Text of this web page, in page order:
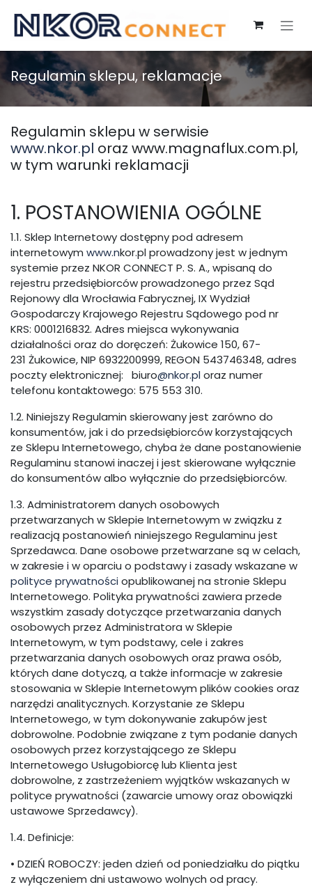
Regulamin sklepu, reklamacje
Regulamin sklepu w serwisie
www.nkor.pl oraz www.magnaflux.com.pl,
w tym warunki reklamacji
1. POSTANOWIENIA OGÓLNE
1.1. Sklep Internetowy dostępny pod adresem
internetowym www.nkor.pl prowadzony jest w jednym
systemie przez NKOR CONNECT P. S. A., wpisaną do
rejestru przedsiębiorców prowadzonego przez Sąd
Rejonowy dla Wrocławia Fabrycznej, IX Wydział
Gospodarczy Krajowego Rejestru Sądowego pod nr
KRS: 0001216832. Adres miejsca wykonywania
działalności oraz do doręczeń: Żukowice 150, 67-
231 Żukowice, NIP 6932200999, REGON 543746348, adres
poczty elektronicznej: biuro@nkor.ploraz numer
telefonu kontaktowego: 575 553 310.
1.2. Niniejszy Regulamin skierowany jest zarówno do
konsumentów, jak i do przedsiębiorców korzystających
ze Sklepu Internetowego, chyba że dane postanowienie
Regulaminu stanowi inaczej i jest skierowane wyłącznie
do konsumentów albo wyłącznie do przedsiębiorców.
1.3. Administratorem danych osobowych
przetwarzanych w Sklepie Internetowym w związku z
realizacją postanowień niniejszego Regulaminu jest
Sprzedawca. Dane osobowe przetwarzane są w celach,
w zakresie i w oparciu o podstawy i zasady wskazane w
polityce prywatnościopublikowanej na stronie Sklepu
Internetowego. Polityka prywatności zawiera przede
wszystkim zasady dotyczące przetwarzania danych
osobowych przez Administratora w Sklepie
Internetowym, w tym podstawy, cele i zakres
przetwarzania danych osobowych oraz prawa osób,
których dane dotyczą, a także informacje w zakresie
stosowania w Sklepie Internetowym plików cookies oraz
narzędzi analitycznych. Korzystanie ze Sklepu
Internetowego, w tym dokonywanie zakupów jest
dobrowolne. Podobnie związane z tym podanie danych
osobowych przez korzystającego ze Sklepu
Internetowego Usługobiorcę lub Klienta jest
dobrowolne, z zastrzeżeniem wyjątków wskazanych w
polityce prywatności (zawarcie umowy oraz obowiązki
ustawowe Sprzedawcy).
1.4. Definicje:
• DZIEŃ ROBOCZY: jeden dzień od poniedziałku do piątku
z wyłączeniem dni ustawowo wolnych od pracy.